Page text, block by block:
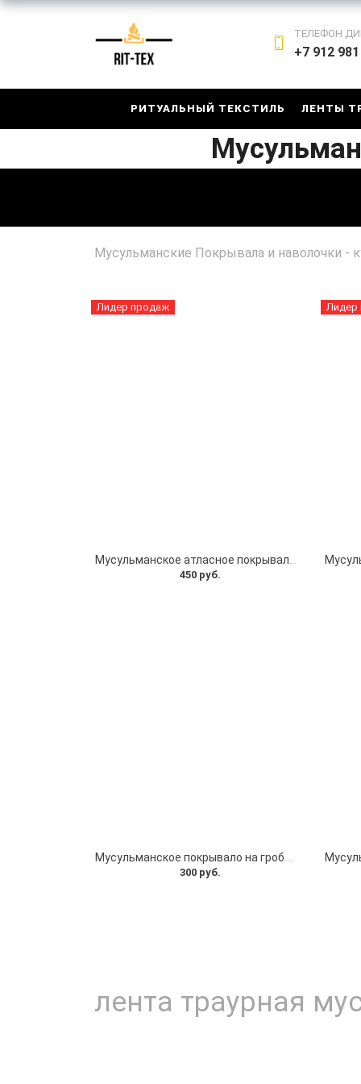
ТЕЛЕФОН
+7 912
РИТУАЛЬНЫЙ ТЕКСТИЛЬ ЛЕНТЫ
Мусульманские Покрывала и наволочки -
Лидер продаж
450 руб.
Лидер
300 руб.
лента траурная